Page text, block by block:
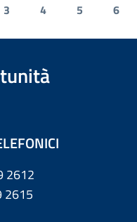
3 4 5 6
2612